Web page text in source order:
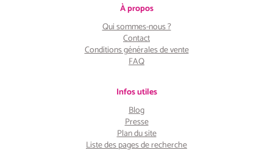
À propos
Qui sommes-nous ?
Contact
Conditions générales de vente
FAQ
Infos utiles
Blog
Presse
Plan du site
Liste des pages de recherche